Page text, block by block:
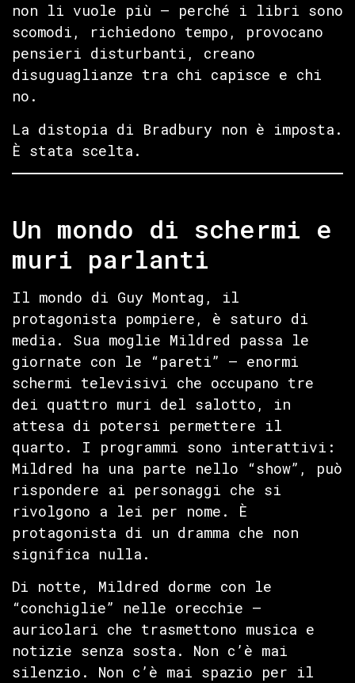
non li vuole più — perché i libri sono
scomodi, richiedono tempo, provocano
pensieri disturbanti, creano
disuguaglianze tra chi capisce e chi
no.
La distopia di Bradbury non è imposta.
È stata scelta.
Un mondo di schermi e
muri parlanti
Il mondo di Guy Montag, il
protagonista pompiere, è saturo di
media. Sua moglie Mildred passa le
giornate con le “pareti” — enormi
schermi televisivi che occupano tre
dei quattro muri del salotto, in
attesa di potersi permettere il
quarto. I programmi sono interattivi:
Mildred ha una parte nello “show”, può
rispondere ai personaggi che si
rivolgono a lei per nome. È
protagonista di un dramma che non
significa nulla.
Di notte, Mildred dorme con le
“conchiglie” nelle orecchie —
auricolari che trasmettono musica e
notizie senza sosta. Non c’è mai
silenzio. Non c’è mai spazio per il